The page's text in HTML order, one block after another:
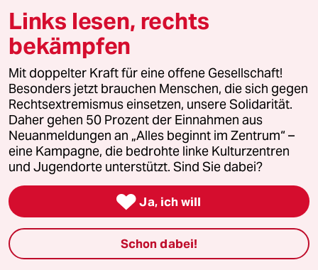
Schaden an ihrer Reputation egal ist,
weil sie nicht absehen können, ob die
anfragenden Damen und Herren sie
nicht doch als drittklassig betrachten
uund die Unterstützung bei der Wahl
nach Lust und Laune aucch gerne
verweigern. Kaum anzunehmen, daß
sich bei diesen Prämissen jemand
findet. Man kann auch den Lehrstuhl
behalten und sich in Ehren
Schande überziehen lassen.
Normalo
Links lesen, rechts
bekämpfen
Mit doppelter Kraft für eine offene Gesellschaft!
Besonders jetzt brauchen Menschen, die sich gegen
Rechtsextremismus einsetzen, unsere Solidarität.
Daher gehen 50 Prozent der Einnahmen aus
Neuanmeldungen an „Alles beginnt im Zentrum“ –
eine Kampagne, die bedrohte linke Kulturzentren
und Jugendorte unterstützt. Sind Sie dabei?
 Ja, ich will
Schon dabei!